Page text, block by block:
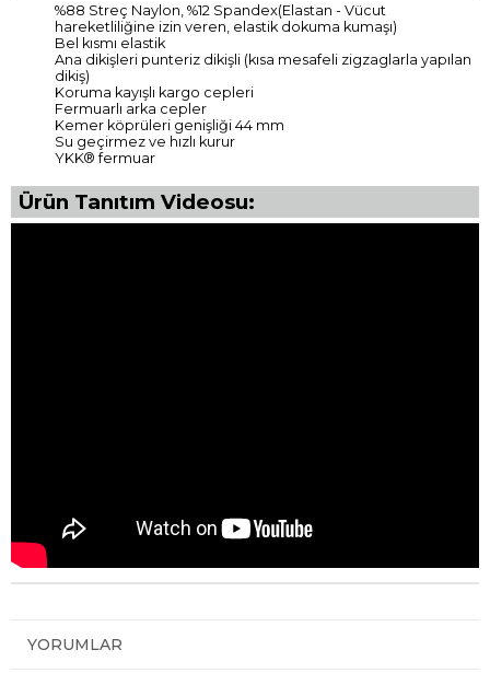
%88 Streç Naylon, %12 Spandex(Elastan - Vücut
hareketliliğine izin veren, elastik dokuma kumaşı)
Bel kısmı elastik
Ana dikişleri punteriz dikişli (kısa mesafeli zigzaglarla yapılan
dikiş)
Koruma kayışlı kargo cepleri
Fermuarlı arka cepler
Kemer köprüleri genişliği 44 mm
Su geçirmez ve hızlı kurur
YKK® fermuar
Ürün Tanıtım Videosu:
YORUMLAR